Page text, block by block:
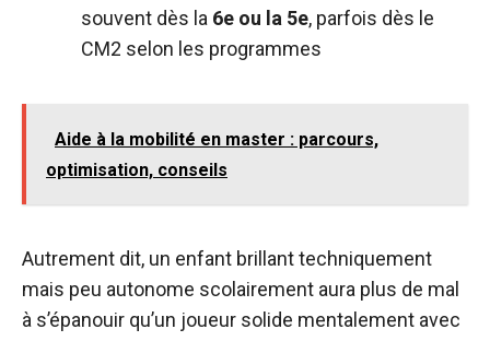
souvent dès la 6e ou la 5e, parfois dès le
CM2 selon les programmes
Aide à la mobilité en master : parcours,
optimisation, conseils
Autrement dit, un enfant brillant techniquement
mais peu autonome scolairement aura plus de mal
à s’épanouir qu’un joueur solide mentalement avec